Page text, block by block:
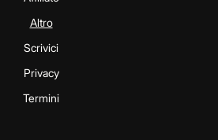
Altro
Scrivici
Privacy
Termini